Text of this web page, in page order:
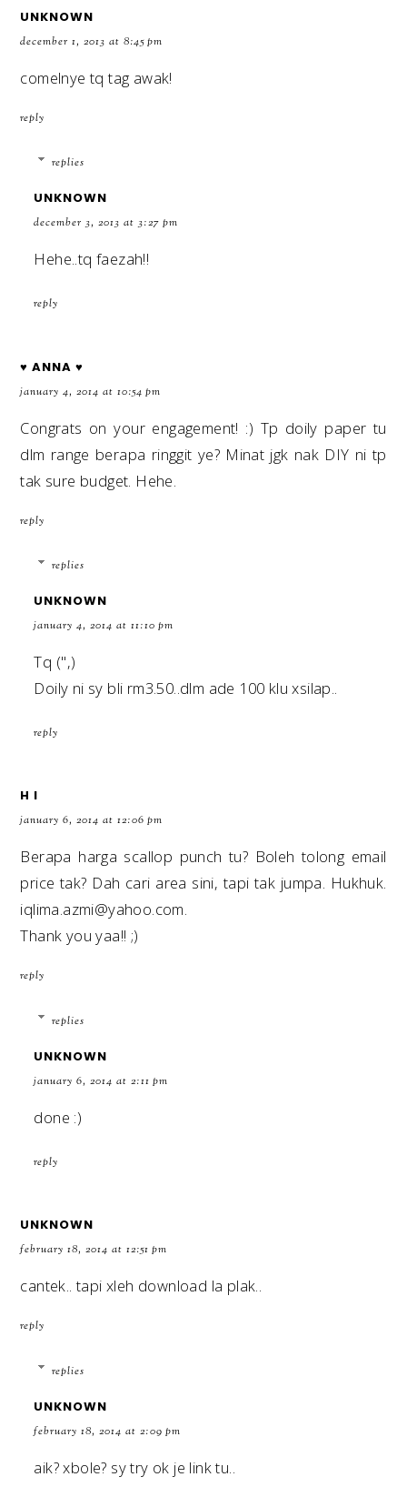
UNKNOWN
december 1, 2013 at 8:45 pm
comelnye tq tag awak!
reply
replies
UNKNOWN
december 3, 2013 at 3:27 pm
Hehe..tq faezah!!
reply
♥ ANNA ♥
january 4, 2014 at 10:54 pm
Congrats on your engagement! :) Tp doily paper tu
dlm range berapa ringgit ye? Minat jgk nak DIY ni tp
tak sure budget. Hehe.
reply
replies
UNKNOWN
january 4, 2014 at 11:10 pm
Tq ('',)
Doily ni sy bli rm3.50..dlm ade 100 klu xsilap..
reply
H I
january 6, 2014 at 12:06 pm
Berapa harga scallop punch tu? Boleh tolong email
price tak? Dah cari area sini, tapi tak jumpa. Hukhuk.
iqlima.azmi@yahoo.com.
Thank you yaa!! ;)
reply
replies
UNKNOWN
january 6, 2014 at 2:11 pm
done :)
reply
UNKNOWN
february 18, 2014 at 12:51 pm
cantek.. tapi xleh download la plak..
reply
replies
UNKNOWN
february 18, 2014 at 2:09 pm
aik? xbole? sy try ok je link tu..